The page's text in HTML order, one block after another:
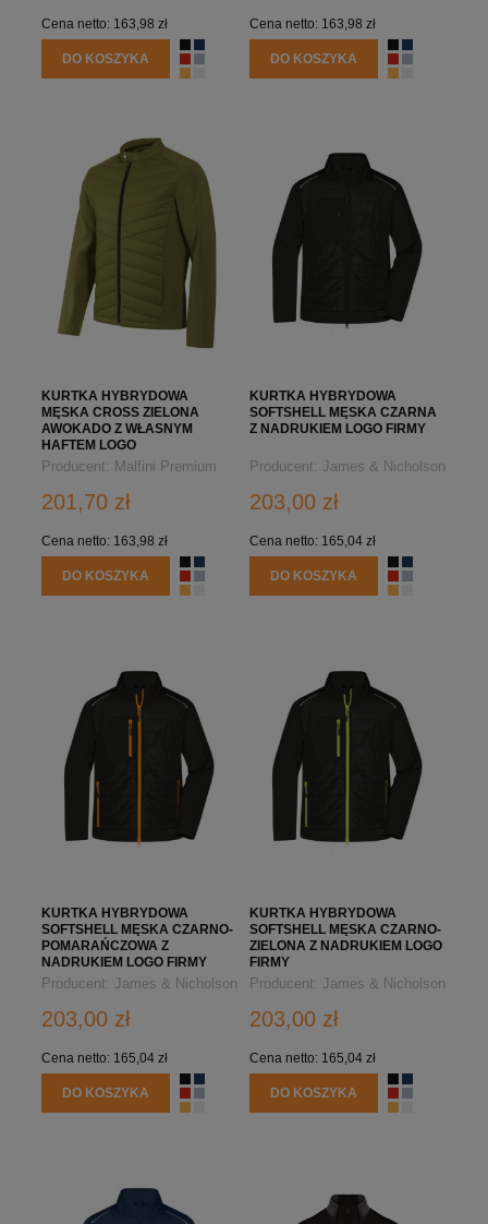
Cena netto: 163,98 zł
DO KOSZYKA
Cena netto: 163,98 zł
DO KOSZYKA
KURTKA HYBRYDOWA
MĘSKA CROSS ZIELONA
AWOKADO Z WŁASNYM
HAFTEM LOGO
Producent: Malfini Premium
201,70 zł
Cena netto: 163,98 zł
DO KOSZYKA
KURTKA HYBRYDOWA
SOFTSHELL MĘSKA CZARNA
Z NADRUKIEM LOGO FIRMY
Producent: James & Nicholson
203,00 zł
Cena netto: 165,04 zł
DO KOSZYKA
KURTKA HYBRYDOWA
SOFTSHELL MĘSKA CZARNO-
POMARAŃCZOWA Z
NADRUKIEM LOGO FIRMY
Producent: James & Nicholson
203,00 zł
Cena netto: 165,04 zł
DO KOSZYKA
KURTKA HYBRYDOWA
SOFTSHELL MĘSKA CZARNO-
ZIELONA Z NADRUKIEM LOGO
FIRMY
Producent: James & Nicholson
203,00 zł
Cena netto: 165,04 zł
DO KOSZYKA